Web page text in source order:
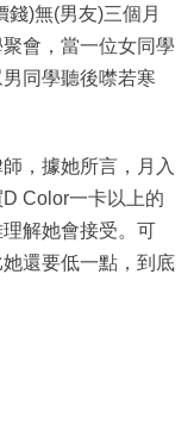
)無(男友)三個月
會，當一位女同學
同學聽後噤若寒
，據她所言，月入
Color一卡以上的
解她會接受。可
還要低一點，到底